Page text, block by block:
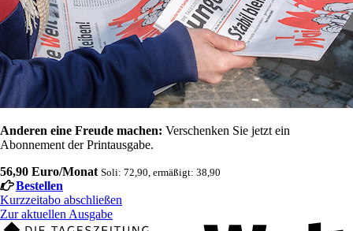
Anderen eine Freude machen: Verschenken Sie jetzt ein
Abonnement der Printausgabe.
56,90 Euro/Monat Soli: 72,90, ermäßigt: 38,90
Bestellen
Kurzzeitabo abschließen
Zur aktuellen Ausgabe